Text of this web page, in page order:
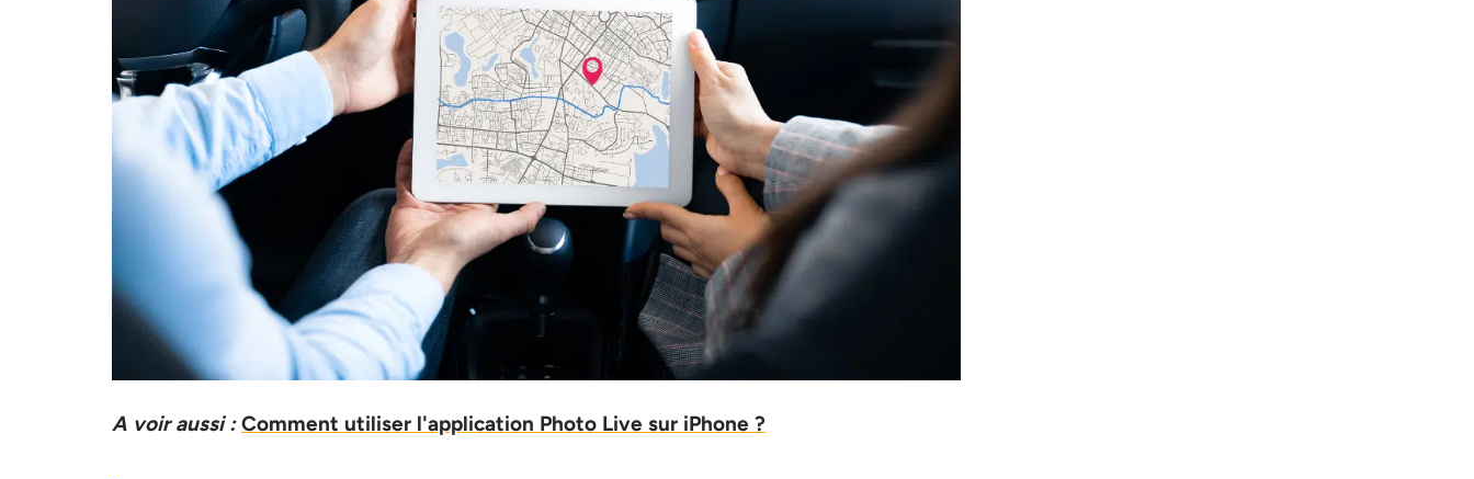
A voir aussi : Comment utiliser l'application Photo Live sur iPhone ?